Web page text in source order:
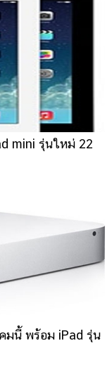
mini รุ่นใหม่ 22
มนี้ พร้อม iPad รุ่น